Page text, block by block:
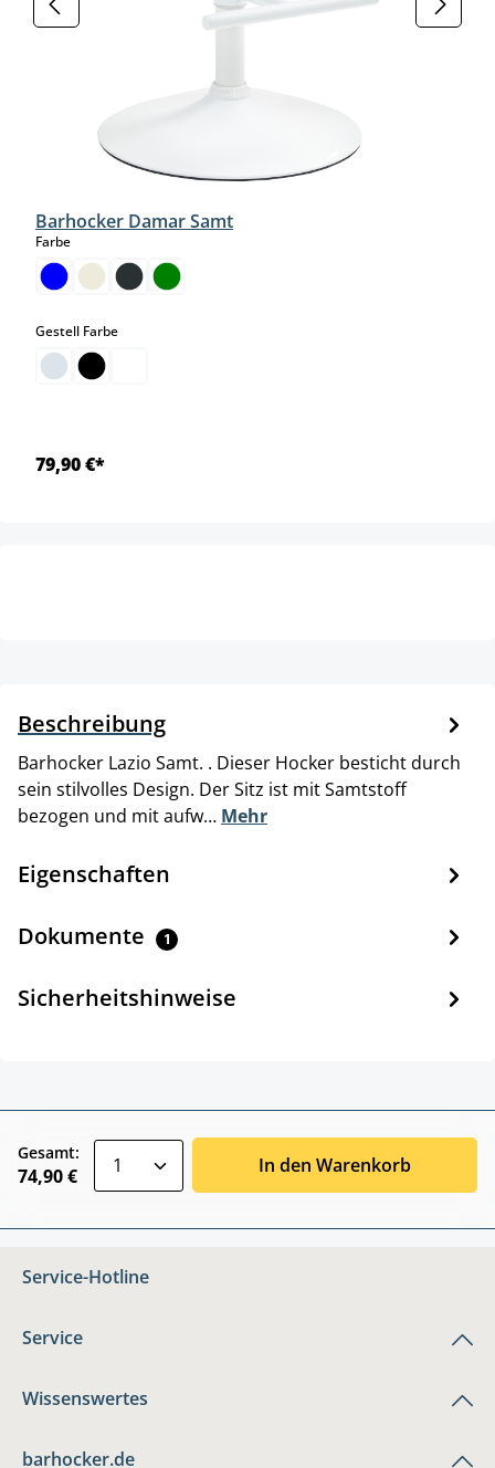
Barhocker Damar Samt
Farbeauswählen
Gestell Farbeauswählen
79,90 €*
Beschreibung
Barhocker Lazio Samt. . Dieser Hocker besticht durch
sein stilvolles Design. Der Sitz ist mit Samtstoff
bezogen und mit aufw… Mehr
Eigenschaften
Dokumente 1
Sicherheitshinweise
Gesamt:
74,90 € In den Warenkorb
Service-Hotline
Service
Wissenswertes
barhocker.de